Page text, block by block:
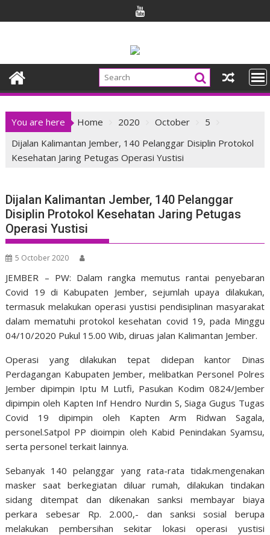
to
You are here Home 2020 October
5
Dijalan Kalimantan Jember, 140 Pelanggar Disiplin Protokol
Kesehatan Jaring Petugas Operasi Yustisi
Dijalan Kalimantan Jember, 140 Pelanggar
Disiplin Protokol Kesehatan Jaring Petugas
Operasi Yustisi
5 October 2020
JEMBER – PW: Dalam rangka memutus rantai penyebaran
Covid 19 di Kabupaten Jember, sejumlah upaya dilakukan,
termasuk melakukan operasi yustisi pendisiplinan masyarakat
dalam mematuhi protokol kesehatan covid 19, pada Minggu
04/10/2020 Pukul 15.00 Wib, diruas jalan Kalimantan Jember.
Operasi yang dilakukan tepat didepan kantor Dinas
Perdagangan Kabupaten Jember, melibatkan Personel Polres
Jember dipimpin Iptu M Lutfi, Pasukan Kodim 0824/Jember
dipimpin oleh Kapten Inf Hendro Nurdin S, Siaga Gugus Tugas
Covid 19 dipimpin oleh Kapten Arm Ridwan Sagala,
personel.Satpol PP dioimpin oleh Kabid Penindakan Syamsu,
serta personel terkait lainnya.
Sebanyak 140 pelanggar yang rata-rata tidak.mengenakan
masker saat berkegiatan diluar rumah, dilakukan tindakan
sidang ditempat dan dikenakan sanksi membayar biaya
perkara sebesar Rp. 2.000,- dan sanksi sosial berupa
melakukan pembersihan sekitar lokasi operasi yustisi